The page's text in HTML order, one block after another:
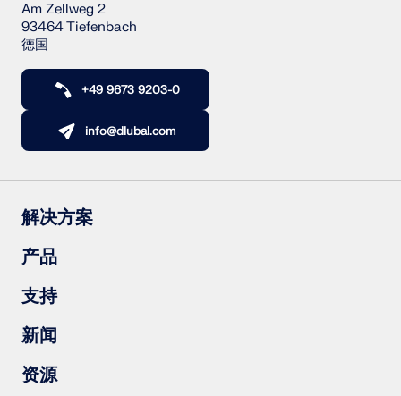
Am Zellweg 2
93464 Tiefenbach
德国
+49 9673 9203-0
info@dlubal.com
解决方案
钢筋混凝土结构
钢结构
木结构
钢结构节点
产品
RFEM 6
RSTAB 9
RSECTION 1
RWIND 3
支持
常见问题（FAQs）
提出具体问题
雪荷载、风速和地震荷载图
联系销售团队
新闻
订阅新闻简报
最新资讯
资源